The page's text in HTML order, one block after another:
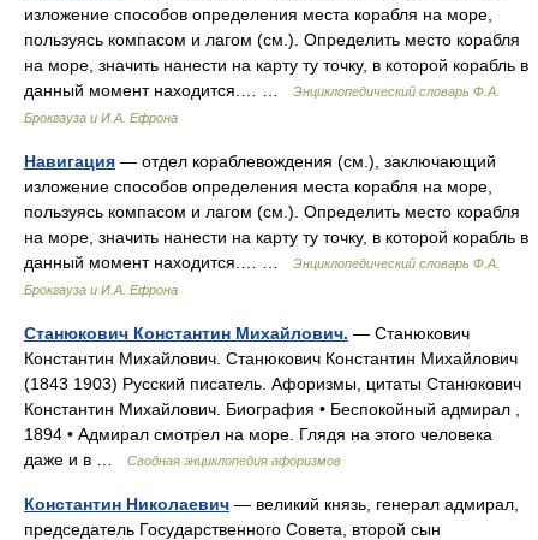
изложение способов определения места корабля на море,
пользуясь компасом и лагом (см.). Определить место корабля
на море, значить нанести на карту ту точку, в которой корабль в
данный момент находится.… …
Энциклопедический словарь Ф.А.
Брокгауза и И.А. Ефрона
Навигация — отдел кораблевождения (см.), заключающий
изложение способов определения места корабля на море,
пользуясь компасом и лагом (см.). Определить место корабля
на море, значить нанести на карту ту точку, в которой корабль в
данный момент находится.… …
Энциклопедический словарь Ф.А.
Брокгауза и И.А. Ефрона
Станюкович Константин Михайлович. — Станюкович
Константин Михайлович. Станюкович Константин Михайлович
(1843 1903) Русский писатель. Афоризмы, цитаты Станюкович
Константин Михайлович. Биография • Беспокойный адмирал ,
1894 • Адмирал смотрел на море. Глядя на этого человека
даже и в …
Сводная энциклопедия афоризмов
Константин Николаевич — великий князь, генерал адмирал,
председатель Государственного Совета, второй сын